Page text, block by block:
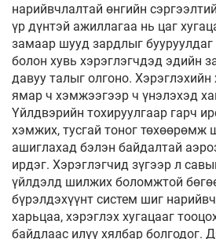
нарийвчлалтай өнгийн
үр дүнтэй ажиллагаа нь цаг
замаар шууд зардлыг бууруулдаг
болон хувь хэрэглэгчдэд эдийн
давуу талыг олгоно.
ямар ч хэмжээгээр ч үнэлэхэд
Үйлдвэрийн тохируулгаар гарч
хэмжих, тусгай тоног төхөөрөмж
ашиглахад бэлэн байдалтай
ирдэг. Хэрэглэгчид зүгээр л
үйлдэлд шилжих боломжтой
бүрэлдэхүүнт систем шиг
харьцаа, хэрэглэх хугацааг
байдлаас илүү хялбар болгодог.